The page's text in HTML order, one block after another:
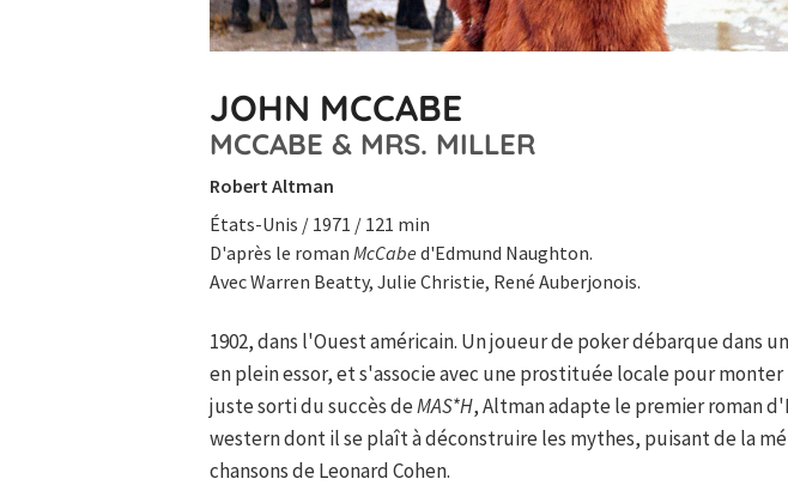
JOHN MCCABE
MCCABE & MRS. MILLER
Robert Altman
États-Unis / 1971 / 121 min
D'après le roman McCabe d'Edmund Naughton.
Avec Warren Beatty, Julie Christie, René Auberjonois.
1902, dans l'Ouest américain. Un joueur de poker débarque dans
en plein essor, et s'associe avec une prostituée locale pour monter
juste sorti du succès deMAS*H, Altman adapte le premier roman
western dont il se plaît à déconstruire les mythes, puisant de la
chansons de Leonard Cohen.